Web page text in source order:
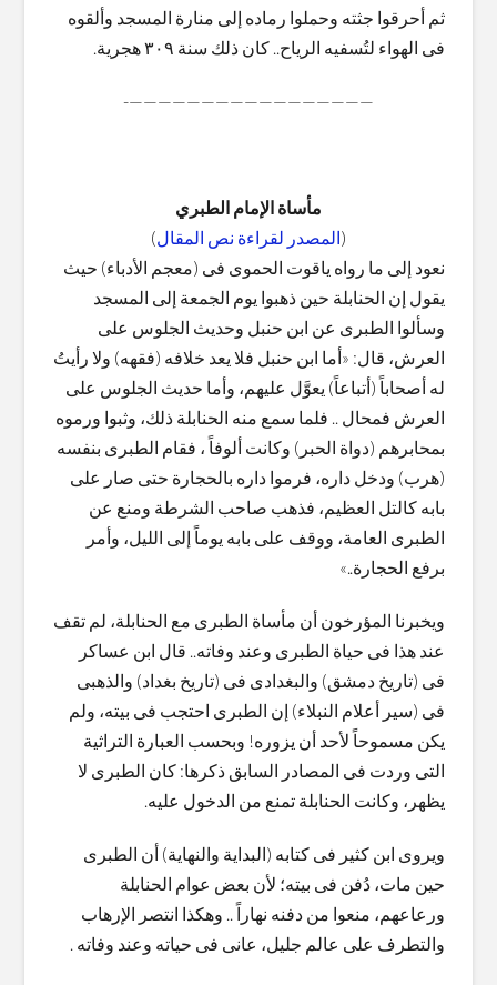
ثم أحرقوا جثته وحملوا رماده إلى منارة المسجد وألقوه
فى الهواء لتُسفيه الرياح.. كان ذلك سنة ٣٠٩ هجرية.
—————————————————-
مأساة الإمام الطبري
(المصدر لقراءة نص المقال)
نعود إلى ما رواه ياقوت الحموى فى (معجم الأدباء) حيث
يقول إن الحنابلة حين ذهبوا يوم الجمعة إلى المسجد
وسألوا الطبرى عن ابن حنبل وحديث الجلوس على
العرش، قال: «أما ابن حنبل فلا يعد خلافه (فقهه) ولا رأيتُ
له أصحاباً (أتباعاً) يعوَّل عليهم، وأما حديث الجلوس على
العرش فمحال .. فلما سمع منه الحنابلة ذلك، وثبوا ورموه
بمحابرهم (دواة الحبر) وكانت ألوفاً ، فقام الطبرى بنفسه
(هرب) ودخل داره، فرموا داره بالحجارة حتى صار على
بابه كالتل العظيم، فذهب صاحب الشرطة ومنع عن
الطبرى العامة، ووقف على بابه يوماً إلى الليل، وأمر
برفع الحجارة..»
ويخبرنا المؤرخون أن مأساة الطبرى مع الحنابلة، لم تقف
عند هذا فى حياة الطبرى وعند وفاته.. قال ابن عساكر
فى (تاريخ دمشق) والبغدادى فى (تاريخ بغداد) والذهبى
فى (سير أعلام النبلاء) إن الطبرى احتجب فى بيته، ولم
يكن مسموحاً لأحد أن يزوره! وبحسب العبارة التراثية
التى وردت فى المصادر السابق ذكرها: كان الطبرى لا
يظهر، وكانت الحنابلة تمنع من الدخول عليه.
ويروى ابن كثير فى كتابه (البداية والنهاية) أن الطبرى
حين مات، دُفن فى بيته؛ لأن بعض عوام الحنابلة
ورعاعهم، منعوا من دفنه نهاراً .. وهكذا انتصر الإرهاب
والتطرف على عالم جليل، عانى فى حياته وعند وفاته .